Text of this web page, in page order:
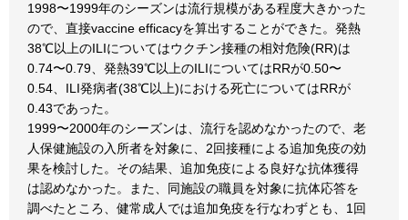
1998〜1999年のシーズンは流行規模がある程度大きかった
ので、直接vaccine efficacyを算出することができた。発熱
38℃以上のILIについてはウクチン接種の相対危険(RR)は
0.74〜0.79、発熱39℃以上のILIについてはRRが0.50〜
0.54、ILI発病者(38℃以上)における死亡についてはRRが
0.43であった。
1999〜2000年のシーズンは、流行を認めなかったので、老
人保健施設の入所者を対象に、2回接種による追加免疫の効
果を検討した。その結果、追加免疫による良好な抗体獲得
は認めなかった。また、同施設の職員を対象に抗体応答を
調べたところ、健常成人では追加免疫を行なわずとも、1回